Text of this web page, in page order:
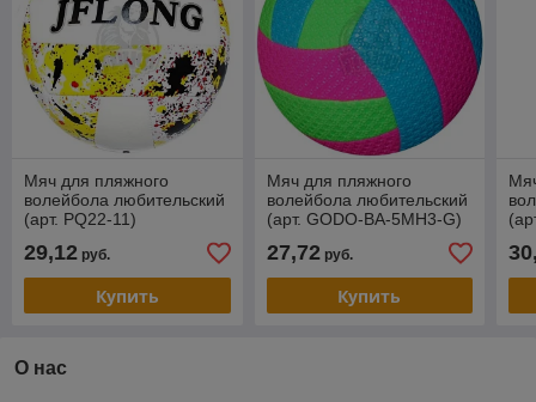
Мяч для пляжного
волейбола любительский
(арт. PQ22-11)
29,12 руб.
Купить
Мяч для пляжного
волейбола любительский
(арт. GODO-BA-5MH3-G)
27,72руб.
Купить
О нас